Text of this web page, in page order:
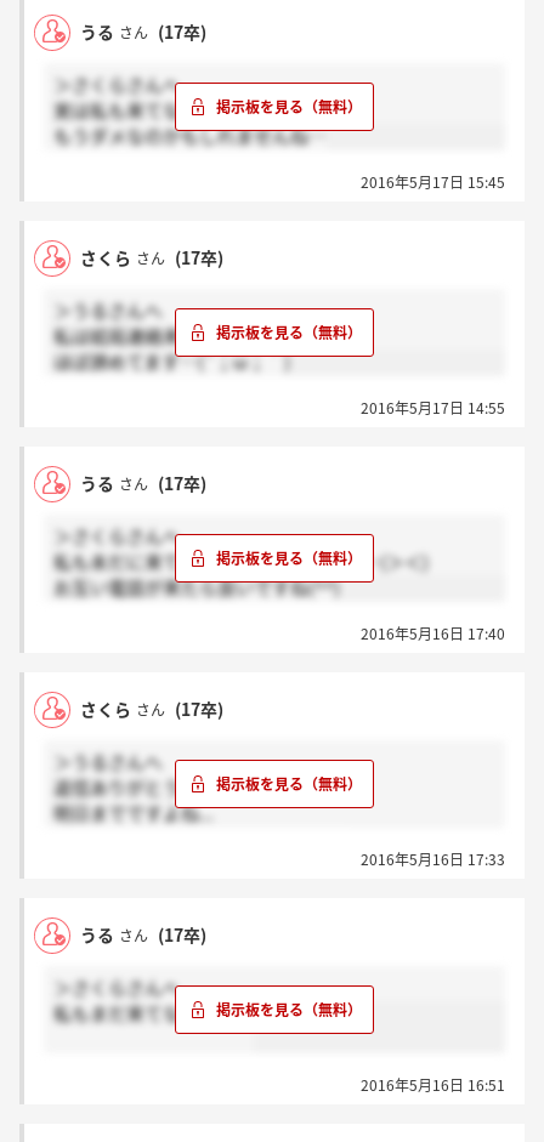
うる さん (17卒)
＞さくらさんへ
実は私も来てないんです…(＞＜)
もうダメなのかもしれませんね…
2016年5月17日 15:45
さくら さん (17卒)
＞うるさんへ
私は結局連絡来てません…
ほぼ諦めてます…(´；ω；｀)
2016年5月17日 14:55
うる さん (17卒)
＞さくらさんへ
私も未だに来てなくてとても不安です…(＞＜)
お互い電話が来たら良いですね(^^)
2016年5月16日 17:40
さくら さん (17卒)
＞うるさんへ
返信ありがとうございます！
明日までですよね...
2016年5月16日 17:33
うる さん (17卒)
＞さくらさんへ
私もまだ来てないです…
2016年5月16日 16:51